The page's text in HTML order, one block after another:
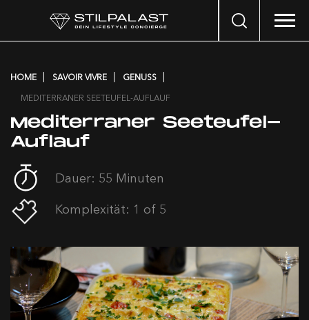
Search
HOME SAVOIR VIVRE
GENUSS
MEDITERRANER SEETEUFEL-AUFLAUF
Mediterraner Seeteufel-
Auflauf
Dauer: 55 Minuten
Komplexität: 1 of 5